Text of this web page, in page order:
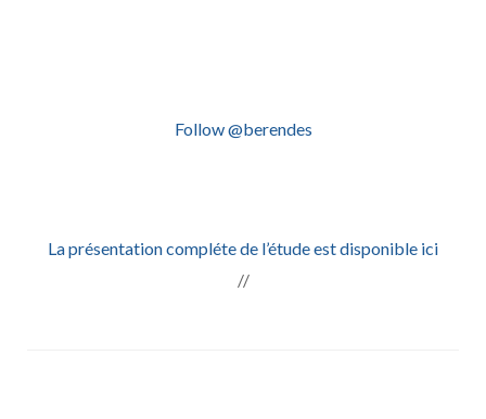
Follow @berendes
La présentation compléte de l’étude est disponible ici
//